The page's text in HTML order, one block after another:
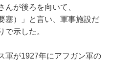
んが後ろを向いて、
塞）」と言い、軍事施設だ
で示した。
軍が1927年にアフガン軍の